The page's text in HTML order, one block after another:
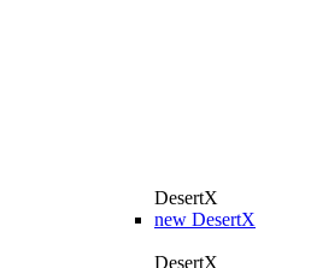
DesertX
new DesertX
DesertX